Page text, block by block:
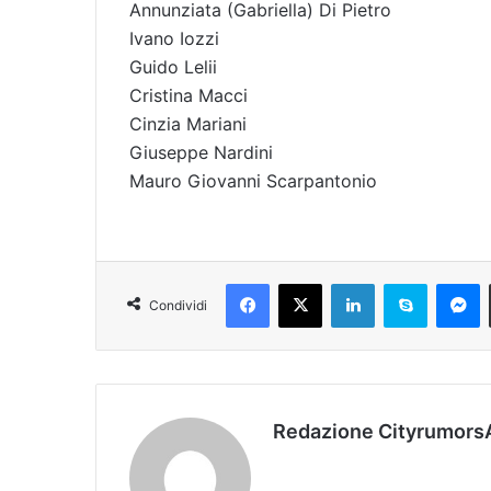
Annunziata (Gabriella) Di Pietro
Ivano Iozzi
Guido Lelii
Cristina Macci
Cinzia Mariani
Giuseppe Nardini
Mauro Giovanni Scarpantonio
Condividi
Redazione